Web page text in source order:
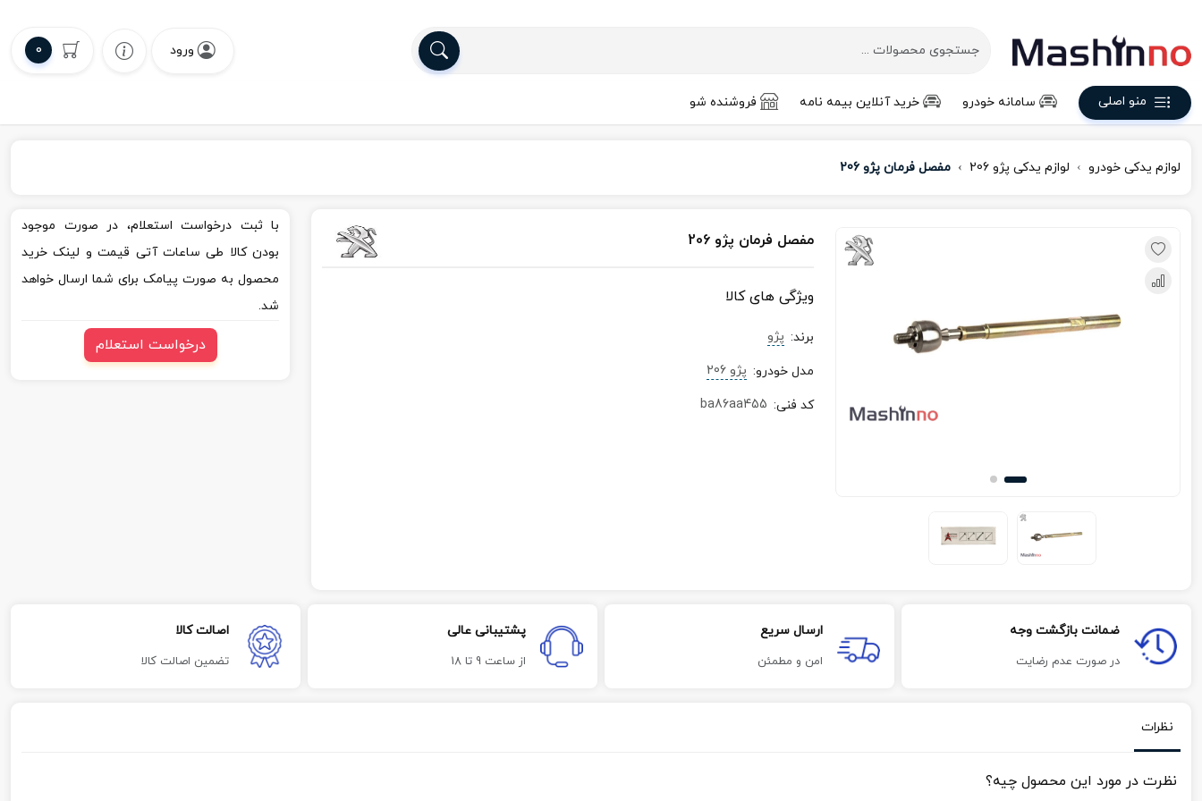
ورود 0
منو اصلی سامانه خودرو خرید آنلاین بیمه نامه فروشنده شو
لوازم یدکی خودرو لوازم یدکی پژو 206 مفصل فرمان پژو 206
مفصل فرمان پژو 206
ویژگی های کالا
برند: پژو
مدل خودرو: پژو 206
کد فنی:
ba86aa455
با ثبت درخواست استعلام، در صورت موجود
بودن کالا طی ساعات آتی قیمت و لینک خرید
محصول به صورت پیامک برای شما ارسال خواهد
شد.
درخواست استعلام
ضمانت بازگشت وجه
در صورت عدم رضایت
ارسال سریع
امن و مطمئن
پشتیبانی عالی
از ساعت 9 تا 18
اصالت کالا
تضمین اصالت کالا
نظرات
نظرت در مورد این محصول چیه؟